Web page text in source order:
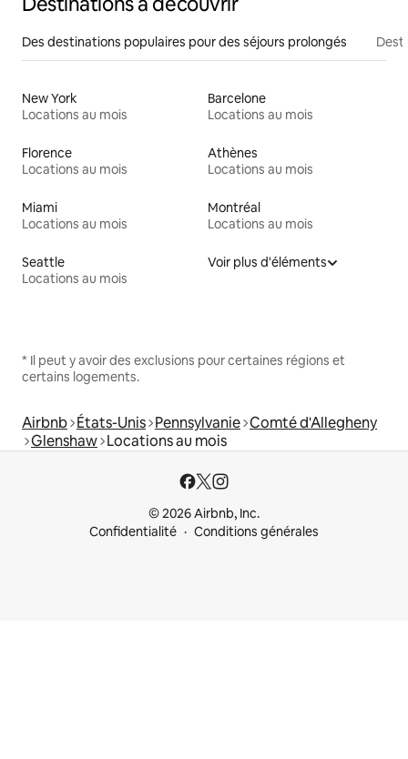
Des destinations populaires pour des séjours prolongés
New York
Locations au mois
Barcelone
Locations au mois
Florence
Locations au mois
Athènes
Locations au mois
Miami
Locations au mois
Montréal
Locations au mois
Seattle
Locations au mois
Voir plus d'éléments
* Il peut y avoir des exclusions pour certaines régions et
certains logements.
Airbnb États-Unis Pennsylvanie Comté d'Allegheny
Glenshaw Locations au mois
© 2026 Airbnb, Inc.
Confidentialité
Conditions générales